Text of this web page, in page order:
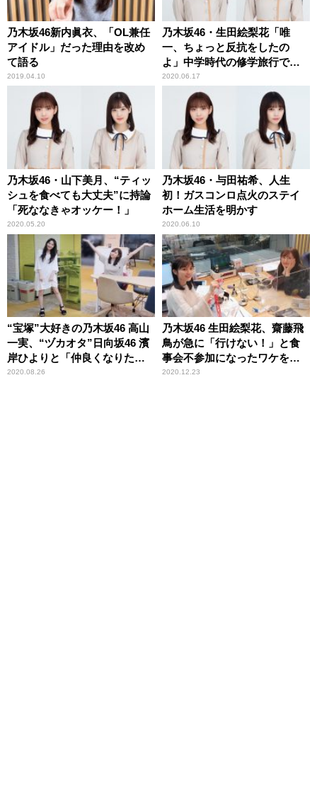
乃木坂46新内眞衣、「OL兼任
アイドル」だった理由を改め
て語る
2019.04.10
乃木坂46・生田絵梨花「唯
一、ちょっと反抗をしたの
よ」中学時代の修学旅行で
の“サボり”を告白
2020.06.17
乃木坂46・山下美月、“ティッ
シュを食べても大丈夫”に持論
「死ななきゃオッケー！」
2020.05.20
乃木坂46・与田祐希、人生
初！ガスコンロ点火のステイ
ホーム生活を明かす
2020.06.10
“宝塚”大好きの乃木坂46 高山
一実、“ヅカオタ”日向坂46 濱
岸ひよりと「仲良くなりた
い！」
2020.08.26
乃木坂46 生田絵梨花、齋藤飛
鳥が急に「行けない！」と食
事会不参加になったワケを推
測「調べたんじゃないか
2020.12.23